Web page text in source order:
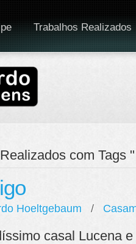
Trabalhos Realizados
com Tags "
Hoeltgebaum /
casal Lucena